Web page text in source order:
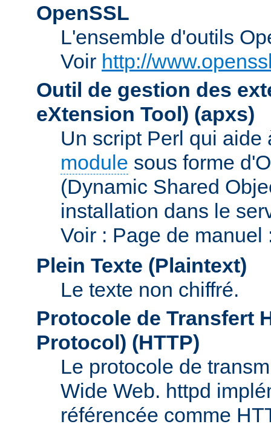
OpenSSL
L'ensemble d'outils
Voir http://
Outil de gestion des
eXtension Tool) (apxs)
Un script Perl qui
module sous forme
(Dynamic Shared
installation dans le
Voir : Page de
Plein Texte (Plaintext)
Le texte non chiffré.
Protocole de Transfert
Protocol) (HTTP)
Le protocole de
Wide Web. httpd
référencée comme